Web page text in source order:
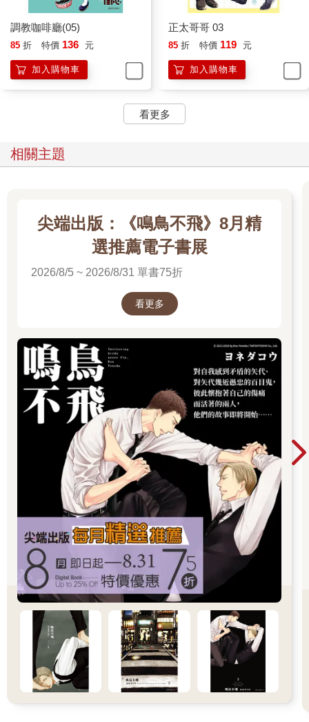
調教咖啡廳(05)
85 折 特價 136 元
加入購物車
正太哥哥 03
85 折 特價 119 元
加入購物車
看更多
相關主題
尖端出版：《鳴鳥不飛》8月精
選推薦電子書展
2026/8/5 ~ 2026/8/31 單書75折
看更多